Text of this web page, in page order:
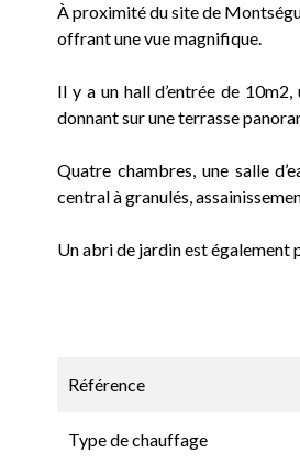
À proximité du site de
offrant une vue magnifique.
Il y a un hall d’entrée de
donnant sur une terrasse
Quatre chambres, une salle
central à granulés,
Un abri de jardin est également
Référence
Type de chauffage